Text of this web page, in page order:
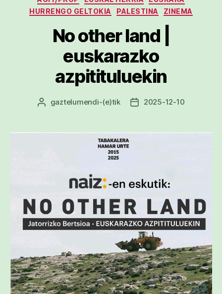
HURRENGO GELTOKIA
PALESTINA ZINEMA
No other land |
euskarazko
azpitituluekin
Argitalpenaren
gaztelumendi-(e)tik
Argitalpenaren
2025-12-10